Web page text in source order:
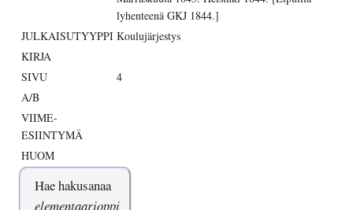
lyhenteenä GKJ 1844.]
JULKAISUTYYPPI Koulujärjestys
KIRJA
SIVU
4
A/B
VIIME-
ESIINTYMÄ
HUOM
Hae hakusanaa
elementaarioppi